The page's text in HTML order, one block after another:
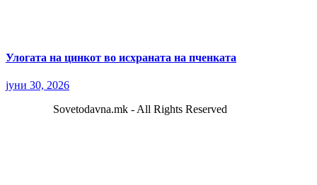
Улогата на цинкот во исхраната на пченката
јуни 30, 2026
Sovetodavna.mk - All Rights Reserved